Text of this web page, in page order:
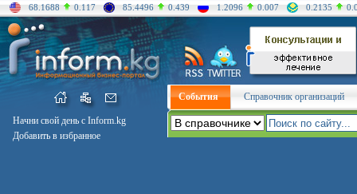
68.1688 0.117 85.4496 0.439 1.2096 0.007 0.2135
Начни свой день с Inform.kg
Добавить в избранное
События Справочник организаций